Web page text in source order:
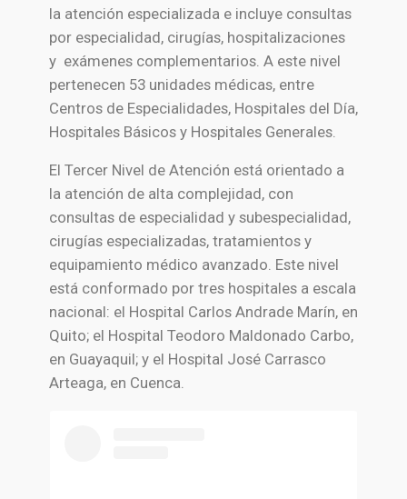
la atención especializada e incluye consultas
por especialidad, cirugías, hospitalizaciones
y exámenes complementarios. A este nivel
pertenecen 53 unidades médicas, entre
Centros de Especialidades, Hospitales del Día,
Hospitales Básicos y Hospitales Generales.
El Tercer Nivel de Atención está orientado a
la atención de alta complejidad, con
consultas de especialidad y subespecialidad,
cirugías especializadas, tratamientos y
equipamiento médico avanzado. Este nivel
está conformado por tres hospitales a escala
nacional: el Hospital Carlos Andrade Marín, en
Quito; el Hospital Teodoro Maldonado Carbo,
en Guayaquil; y el Hospital José Carrasco
Arteaga, en Cuenca.